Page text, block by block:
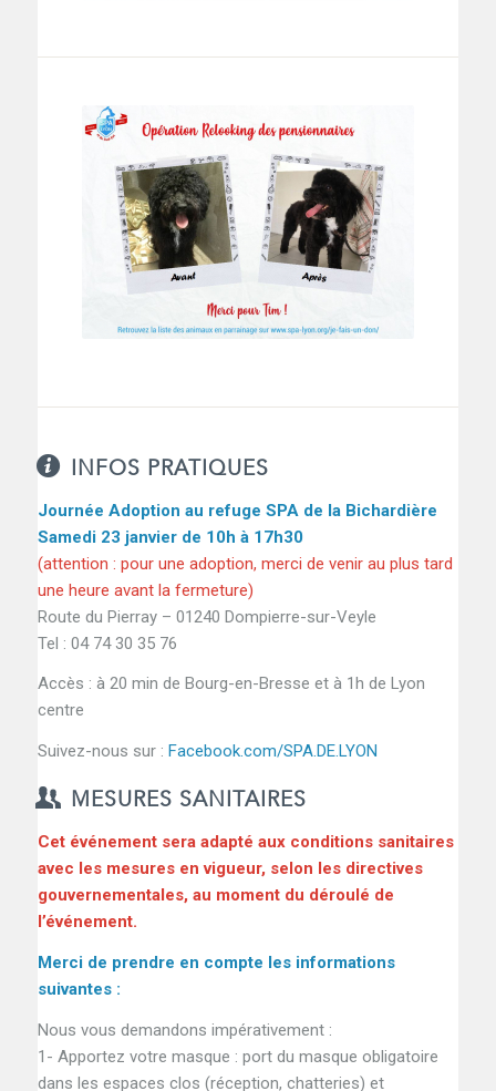
INFOS PRATIQUES
Journée Adoption au refuge SPA de la Bichardière
Samedi 23 janvier de 10h à 17h30
(attention : pour une adoption, merci de venir au plus tard
une heure avant la fermeture)
Route du Pierray – 01240 Dompierre-sur-Veyle
Tel : 04 74 30 35 76
Accès : à 20 min de Bourg-en-Bresse et à 1h de Lyon
centre
Suivez-nous sur : Facebook.com/SPA.DE.LYON
MESURES SANITAIRES
Cet événement sera adapté aux conditions sanitaires
avec les mesures en vigueur, selon les directives
gouvernementales, au moment du déroulé de
l’événement.
Merci de prendre en compte les informations
suivantes :
Nous vous demandons impérativement :
1- Apportez votre masque : port du masque obligatoire
dans les espaces clos (réception, chatteries) et